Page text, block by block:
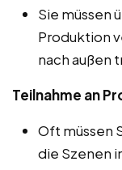
Sie müssen
Produktion
nach außen
Teilnahme an
Oft müssen
die Szenen